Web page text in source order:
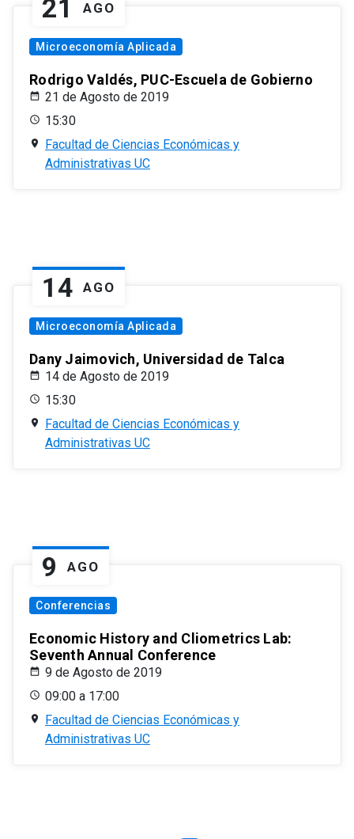
21 AGO
Microeconomía Aplicada
Rodrigo Valdés, PUC-Escuela de Gobierno
21 de Agosto de 2019
15:30
Facultad de Ciencias Económicas y
Administrativas UC
14 AGO
Microeconomía Aplicada
Dany Jaimovich, Universidad de Talca
14 de Agosto de 2019
15:30
Facultad de Ciencias Económicas y
Administrativas UC
9 AGO
Conferencias
Economic History and Cliometrics Lab:
Seventh Annual Conference
9 de Agosto de 2019
09:00 a 17:00
Facultad de Ciencias Económicas y
Administrativas UC